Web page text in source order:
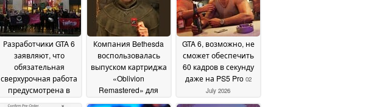
Разработчики GTA 6
заявляют, что
обязательная
сверхурочная работа
предусмотрена в
Компания Bethesda
воспользовалась
выпуском картриджа
«Oblivion
Remastered» для
GTA 6, возможно, не
сможет обеспечить
60 кадров в секунду
даже на PS5 Pro 02
July 2026